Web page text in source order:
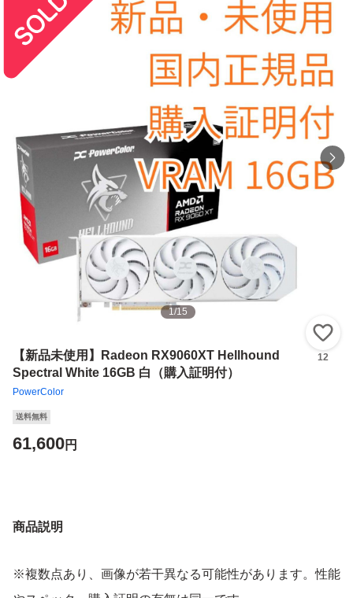
1/15
【新品未使用】Radeon RX9060XT Hellhound
Spectral White 16GB 白（購入証明付）
PowerColor
12
送料無料
61,600円
商品説明
※複数点あり、画像が若干異なる可能性があります。性能